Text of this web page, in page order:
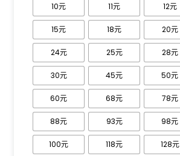
10元 11元 12元
15元 18元 20元
24元 25元 28元
30元 45元 50元
60元 68元 78元
88元 93元 98元
100元 118元 128元